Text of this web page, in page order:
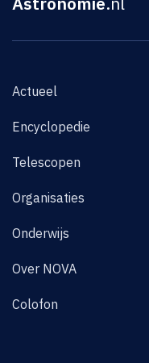
Actueel
Encyclopedie
Telescopen
Organisaties
Onderwijs
Over NOVA
Colofon